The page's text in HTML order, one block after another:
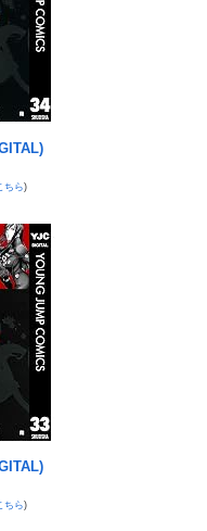
なら午前2時に一人で墓
の大罪3」1回転で大当
谷が挑む！！】
評判まとめ！ヤレる感が
下皿はガッチガチがデ
えないヒール姿で登場し
やってるんやが金がない
-6割超が「人生の敗者」
代表監督選考巡り
て戦おー！悪政高市を打
男どもの「おはよう」に
斧乃木余接」プライズフ
型版も発売へ
ドア発見！ ネットに繋
信
ア利用有料化すればサボ
る方が歩いていた。母
の？」
ピール！
ビア黒田剛監督が抱負を
付近で意識失う
ちら)
ちら)